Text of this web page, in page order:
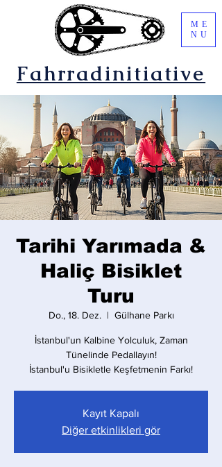
Fahrradinitiative
ME
NU
Tarihi Yarımada &
Haliç Bisiklet
Turu
Do., 18. Dez.
  |
Gülhane Parkı
İstanbul'un Kalbine Yolculuk, Zaman
Tünelinde Pedallayın!
İstanbul'u Bisikletle Keşfetmenin Farkı!
Kayıt Kapalı
Diğer etkinlikleri gör